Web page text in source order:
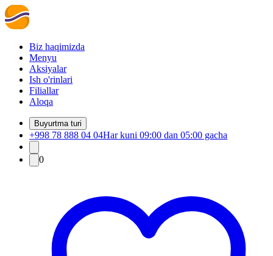
Biz haqimizda
Menyu
Aksiyalar
Ish o'rinlari
Filiallar
Aloqa
Buyurtma turi
+998 78 888 04 04Har kuni 09:00 dan 05:00 gacha
0